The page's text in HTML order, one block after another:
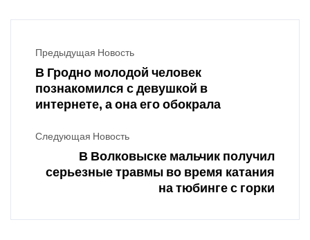
Предыдущая Новость
В Гродно молодой человек
познакомился с девушкой в
интернете, а она его обокрала
Следующая Новость
В Волковыске мальчик получил
серьезные травмы во время катания
на тюбинге с горки